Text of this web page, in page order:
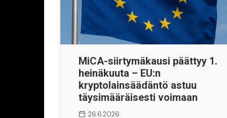
MiCA-siirtymäkausi päättyy 1.
heinäkuuta – EU:n
kryptolainsäädäntö astuu
täysimääräisesti voimaan
26.6.2026